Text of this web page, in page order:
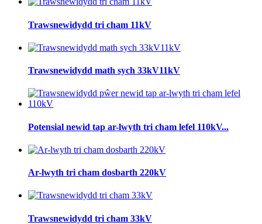
Trawsnewidydd tri cham 11kV
Trawsnewidydd math sych 33kV11kV
Potensial newid tap ar-lwyth tri cham lefel 110kV...
Ar-lwyth tri cham dosbarth 220kV
Trawsnewidydd tri cham 33kV